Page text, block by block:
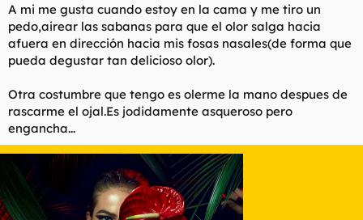
A mi me gusta cuando estoy en la cama y me tiro un
pedo,airear las sabanas para que el olor salga hacia
afuera en dirección hacia mis fosas nasales(de forma que
pueda degustar tan delicioso olor).
Otra costumbre que tengo es olerme la mano despues de
rascarme el ojal.Es jodidamente asqueroso pero
engancha...